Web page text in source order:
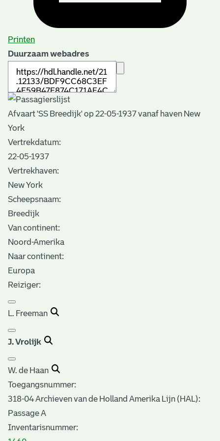
Printen
Duurzaam webadres
Afvaart 'SS Breedijk' op 22-05-1937 vanaf haven New
York
Vertrekdatum:
22-05-1937
Vertrekhaven:
New York
Scheepsnaam:
Breedijk
Van continent:
Noord-Amerika
Naar continent:
Europa
Reiziger:
L. Freeman
J. Vrolijk
W. de Haan
Toegangsnummer:
318-04 Archieven van de Holland Amerika Lijn (HAL):
Passage A
Inventarisnummer: